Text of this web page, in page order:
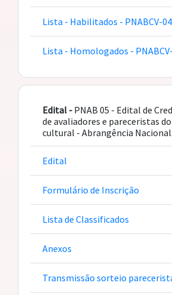
Lista - Habilitados - PNABCV-04
Lista - Homologados -
Edital - PNAB 05 - Edital de
de avaliadores e pareceristas
cultural - Abrangência Nacional.
Edital
Formulário de Inscrição
Lista de Classificados
Anexos
Transmissão sorteio